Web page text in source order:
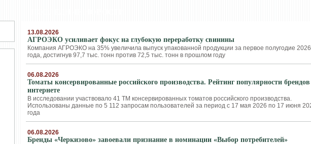
13.08.2026
АГРОЭКО усиливает фокус на глубокую переработку свинины
Компания АГРОЭКО на 35% увеличила выпуск упакованной продукции за первое полугодие 2026
года, достигнув 97,7 тыс. тонн против 72,5 тыс. тонн в прошлом году
06.08.2026
Томаты консервированные российского производства. Рейтинг популярности
интернете
В исследовании участвовало 41 ТМ консервированных томатов российского производства.
Использованы данные по 5 112 запросам пользователей за период с 17 мая 2026 по 17 июня
года
06.08.2026
Бренды «Черкизово» завоевали признание в номинации «Выбор потребителей»